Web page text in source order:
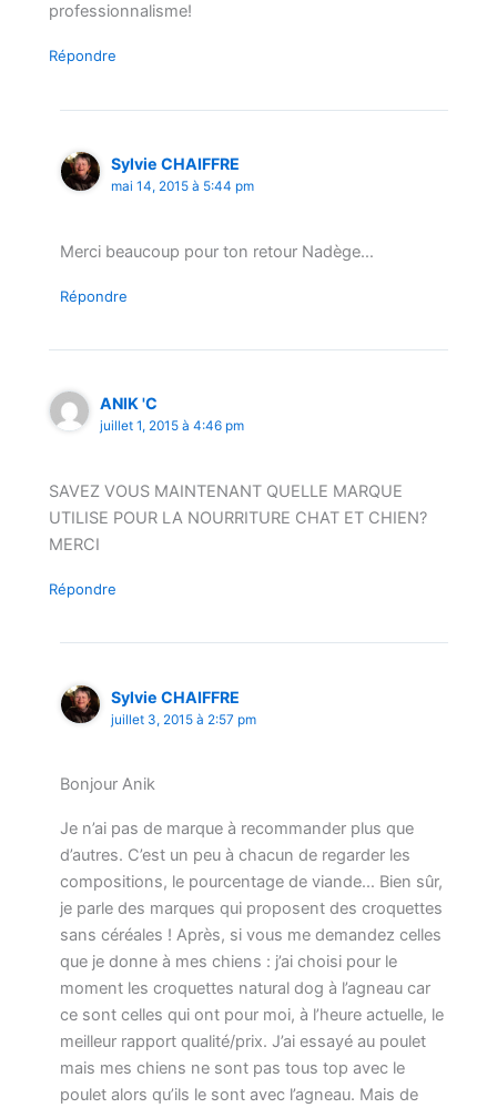
professionnalisme!
Répondre
Sylvie CHAIFFRE
mai 14, 2015 à 5:44 pm
Merci beaucoup pour ton retour Nadège…
Répondre
ANIK 'C
juillet 1, 2015 à 4:46 pm
SAVEZ VOUS MAINTENANT QUELLE MARQUE
UTILISE POUR LA NOURRITURE CHAT ET CHIEN?
MERCI
Répondre
Sylvie CHAIFFRE
juillet 3, 2015 à 2:57 pm
Bonjour Anik
Je n’ai pas de marque à recommander plus que
d’autres. C’est un peu à chacun de regarder les
compositions, le pourcentage de viande… Bien sûr,
je parle des marques qui proposent des croquettes
sans céréales ! Après, si vous me demandez celles
que je donne à mes chiens : j’ai choisi pour le
moment les croquettes natural dog à l’agneau car
ce sont celles qui ont pour moi, à l’heure actuelle, le
meilleur rapport qualité/prix. J’ai essayé au poulet
mais mes chiens ne sont pas tous top avec le
poulet alors qu’ils le sont avec l’agneau. Mais de